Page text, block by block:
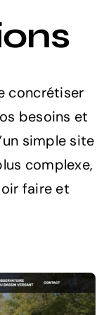
concrétiser
besoins et
simple site
complexe,
faire et